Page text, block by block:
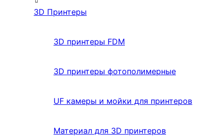
3D Принтеры
3D принтеры FDM
3D принтеры фотополимерные
UF камеры и мойки для принтеров
Материал для 3D принтеров